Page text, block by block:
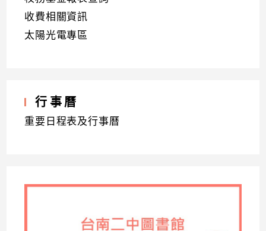
收費相關資訊
太陽光電專區
行事曆
重要日程表及行事曆